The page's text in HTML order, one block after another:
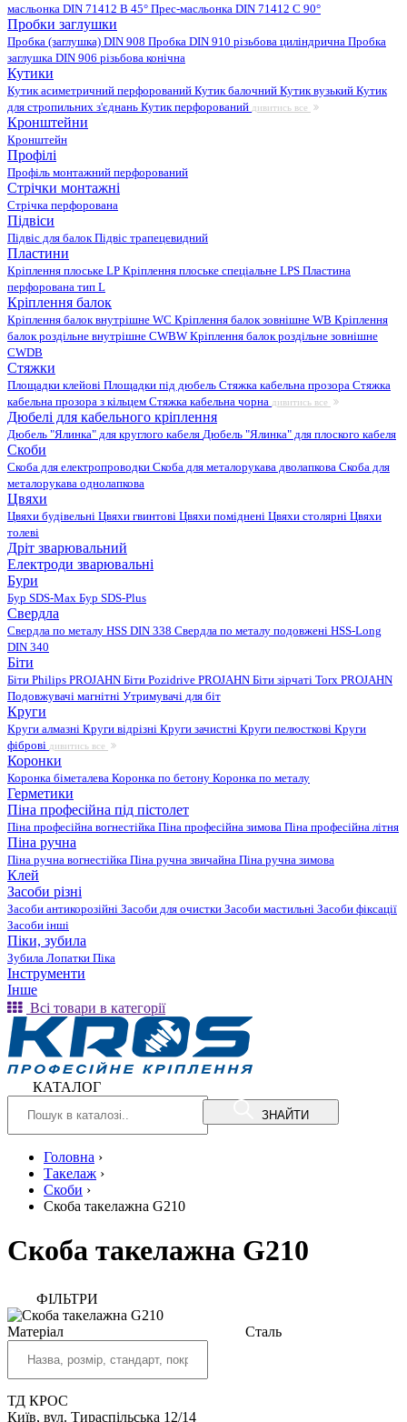
масльонка DIN 71412 B 45° Прес-масльонка DIN 71412 C 90°
Пробки заглушки
Пробка (заглушка) DIN 908 Пробка DIN 910 різьбова циліндрична Пробка
заглушка DIN 906 різьбова конічна
Кутики
Кутик асиметричний перфорований Кутик балочний Кутик вузький Кутик
для стропильних з'єднань Кутик перфорований дивитись все
Кронштейни
Кронштейн
Профілі
Профіль монтажний перфорований
Стрічки монтажні
Стрічка перфорована
Підвіси
Підвіс для балокПідвіс трапецевидний
Пластини
Кріплення плоське LP Кріплення плоське спеціальне LPS Пластина
перфорована тип L
Кріплення балок
Кріплення балок внутрішне WC Кріплення балок зовнішне WB Кріплення
балок роздільне внутрішне CWBW Кріплення балок роздільне зовнішне
CWDB
Стяжки
Площадки клейові Площадки під дюбель Стяжка кабельна прозора Стяжка
кабельна прозора з кільцем Стяжка кабельна чорна дивитись все
Дюбелі для кабельного кріплення
Дюбель "Ялинка" для круглого кабеля Дюбель "Ялинка" для плоского кабеля
Скоби
Скоба для електропроводки Скоба для металорукава дволапкова Скоба для
металорукава однолапкова
Цвяхи
Цвяхи будівельні Цвяхи гвинтові Цвяхи поміднені Цвяхи столярні Цвяхи
толеві
Дріт зварювальний
Електроди зварювальні
Бури
Бур SDS-Max Бур SDS-Plus
Свердла
Свердла по металу HSS DIN 338 Свердла по металу подовжені HSS-Long
DIN 340
Біти
Біти Philips PROJAHN Біти Pozidrive PROJAHN Біти зірчаті Torx PROJAHN
Подовжувачі магнітні Утримувачі для біт
Круги
Круги алмазні Круги відрізні Круги зачистні Круги пелюсткові Круги
фіброві дивитись все
Коронки
Коронка біметалева Коронка по бетону Коронка по металу
Герметики
Піна професійна під пістолет
Піна професійна вогнестійка Піна професійна зимова Піна професійна літня
Піна ручна
Піна ручна вогнестійка Піна ручна звичайна Піна ручна зимова
Клей
Засоби різні
Засоби антикорозійні Засоби для очистки Засоби мастильні Засоби фіксації
Засоби інші
Піки, зубила
Зубила Лопатки Піка
Інструменти
Інше
Всі товари в категорії
КАТАЛОГ
ЗНАЙТИ
Головна ›
Такелаж ›
Скоби ›
Скоба такелажна G210
Скоба такелажна G210
ФIЛЬТРИ
Матеріал Сталь
ТД КРОС
Київ, вул. Тираспільська 12/14